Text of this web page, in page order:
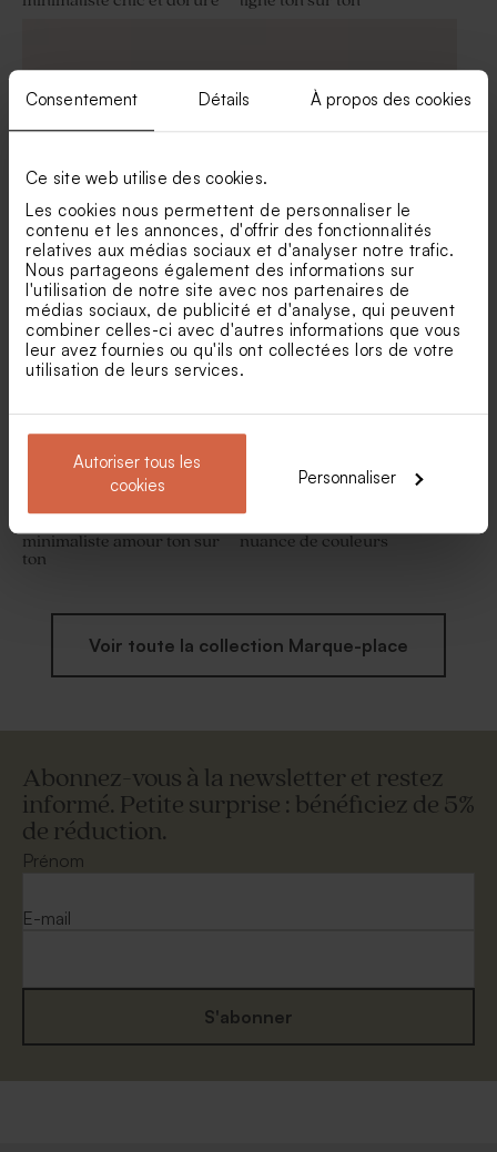
Consentement Détails À propos des cookies
Ce site web utilise des cookies.
Les cookies nous permettent de personnaliser le
contenu et les annonces, d'offrir des fonctionnalités
relatives aux médias sociaux et d'analyser notre trafic.
Nous partageons également des informations sur
l'utilisation de notre site avec nos partenaires de
médias sociaux, de publicité et d'analyse, qui peuvent
combiner celles-ci avec d'autres informations que vous
leur avez fournies ou qu'ils ont collectées lors de votre
utilisation de leurs services.
Autoriser tous les
cookies
Personnaliser
Étui à dragées mariage en
velour et initiales
Fleurs séchées mariage -
Botao branco blanc
Marque place mariage
initiales jeunes mariés
Marque place passion
minimaliste amour ton sur
ton
nuance de couleurs
Voir toute la collection Marque-place
Abonnez-vous à la newsletter et restez
informé. Petite surprise : bénéficiez de 5%
de réduction.
Prénom
E-mail
S'abonner